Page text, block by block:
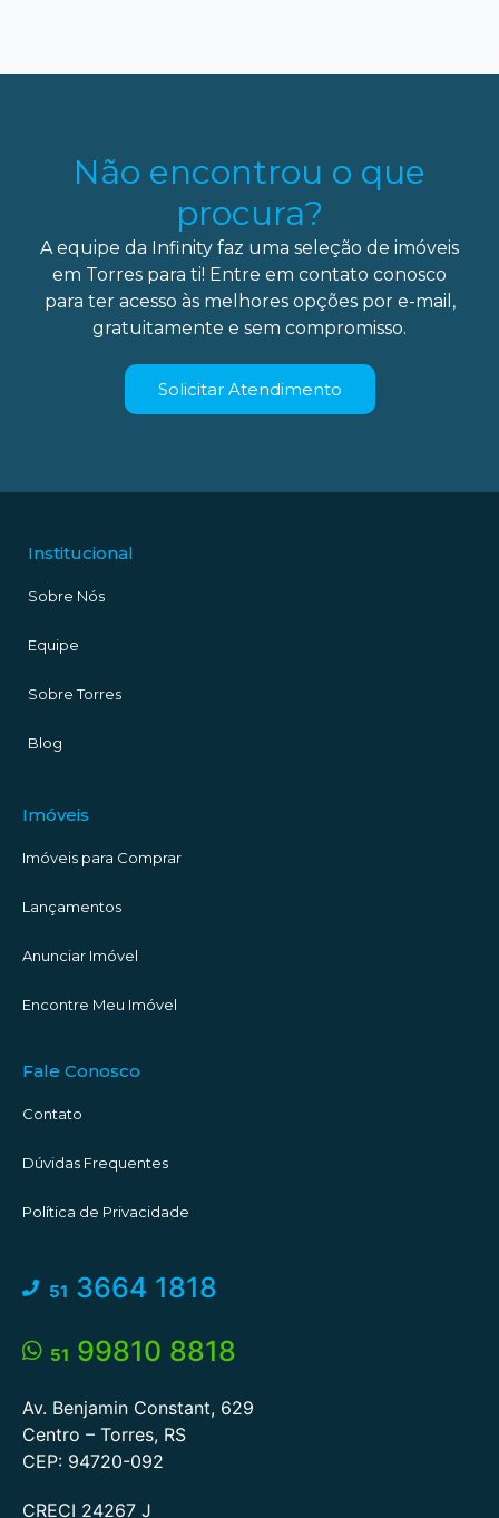
Não encontrou o que
procura?
A equipe da Infinity faz uma seleção de imóveis
em Torres para ti! Entre em contato conosco
para ter acesso às melhores opções por e-mail,
gratuitamente e sem compromisso.
Solicitar Atendimento
Institucional
Sobre Nós
Equipe
Sobre Torres
Blog
Imóveis
Imóveis para Comprar
Lançamentos
Anunciar Imóvel
Encontre Meu Imóvel
Fale Conosco
Contato
Dúvidas Frequentes
Política de Privacidade
51 3664 1818
51 99810 8818
Av. Benjamin Constant, 629
Centro – Torres, RS
CEP: 94720-092
CRECI 24267 J